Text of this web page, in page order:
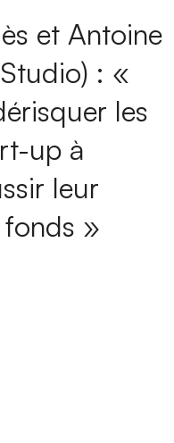
et Antoine
: «
les
up à
leur
fonds »